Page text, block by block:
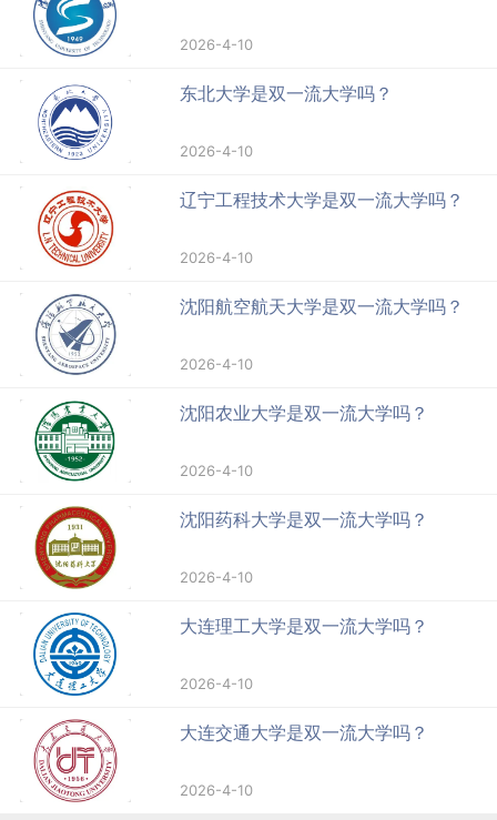
2026-4-10
东北大学是双一流大学吗？
2026-4-10
辽宁工程技术大学是双一流大学吗？
2026-4-10
沈阳航空航天大学是双一流大学吗？
2026-4-10
沈阳农业大学是双一流大学吗？
2026-4-10
沈阳药科大学是双一流大学吗？
2026-4-10
大连理工大学是双一流大学吗？
2026-4-10
大连交通大学是双一流大学吗？
2026-4-10